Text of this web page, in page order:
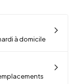
à domicile